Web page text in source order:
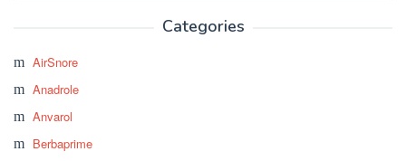
Categories
AirSnore
Anadrole
Anvarol
Berbaprime